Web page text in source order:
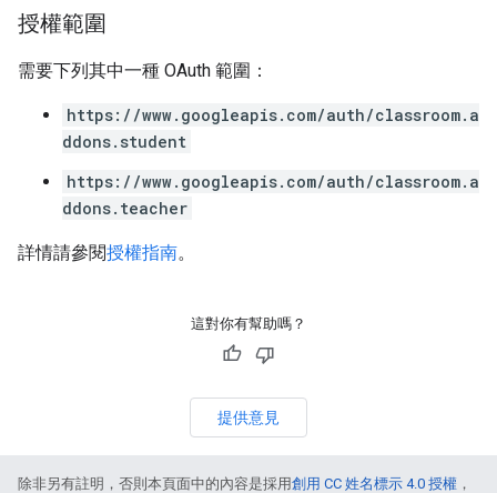
授權範圍
需要下列其中一種 OAuth 範圍：
https://www.googleapis.com/auth/classroom.a
ddons.student
https://www.googleapis.com/auth/classroom.a
ddons.teacher
詳情請參閱授權指南。
這對你有幫助嗎？
提供意見
除非另有註明，否則本頁面中的內容是採用創用 CC 姓名標示 4.0 授權 ，